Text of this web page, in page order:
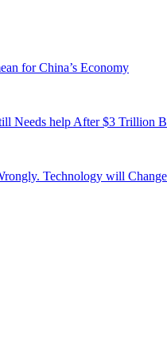
for China’s Economy
Needs help After $3 Trillion
Technology will